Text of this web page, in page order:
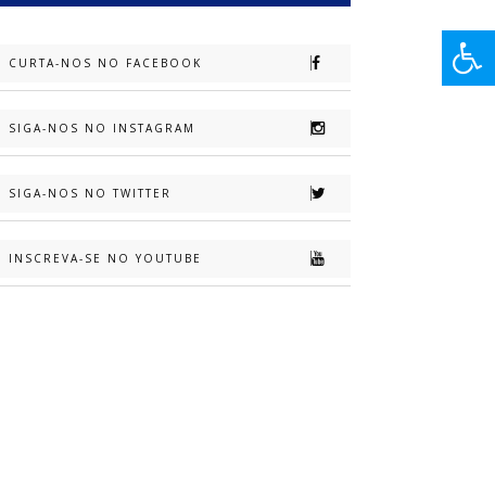
CURTA-NOS NO FACEBOOK
SIGA-NOS NO INSTAGRAM
SIGA-NOS NO TWITTER
INSCREVA-SE NO YOUTUBE